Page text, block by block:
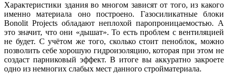
Характеристики здания во многом зависят от того, из какого
именно материала оно построено. Газосиликатные блоки
Bonolit Projects обладают неплохой паропроницаемостью. А
это значит, что они «дышат». То есть проблем с вентиляцией
не будет. С учётом же того, сколько стоит пеноблок, можно
позволить себе хорошую гидроизоляцию, которая при этом не
создаст парниковый эффект. В итоге вы аккуратно закроете
одно из немногих слабых мест данного стройматериала.